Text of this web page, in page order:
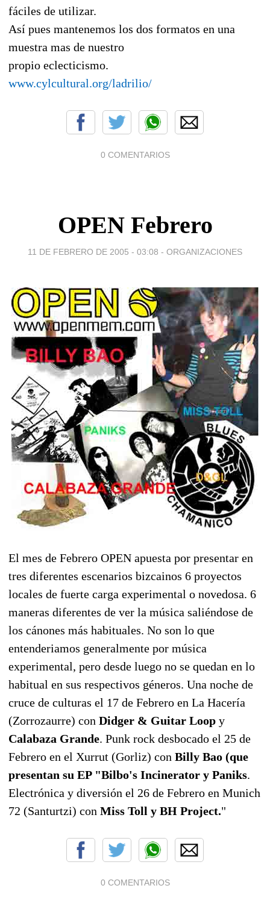
fáciles de utilizar.
Así pues mantenemos los dos formatos en una
muestra mas de nuestro
propio eclecticismo.
www.cylcultural.org/ladrilio/
0 COMENTARIOS
OPEN Febrero
11 DE FEBRERO DE 2005 - 03:08 - ORGANIZACIONES
El mes de Febrero OPEN apuesta por presentar en
tres diferentes escenarios bizcainos 6 proyectos
locales de fuerte carga experimental o novedosa. 6
maneras diferentes de ver la música saliéndose de
los cánones más habituales. No son lo que
entenderiamos generalmente por música
experimental, pero desde luego no se quedan en lo
habitual en sus respectivos géneros. Una noche de
cruce de culturas el 17 de Febrero en La Hacería
(Zorrozaurre) con Didger & Guitar Loop y
Calabaza Grande. Punk rock desbocado el 25 de
Febrero en el Xurrut (Gorliz) con Billy Bao (que
presentan su EP "Bilbo's Incinerator y Paniks.
Electrónica y diversión el 26 de Febrero en Munich
72 (Santurtzi) con Miss Toll y BH Project."
0 COMENTARIOS